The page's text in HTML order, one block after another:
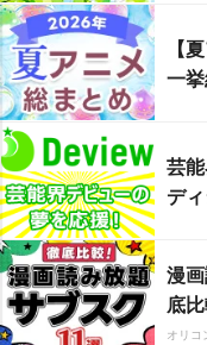
【
一挙
芸
デ
漫
底比
オリコ